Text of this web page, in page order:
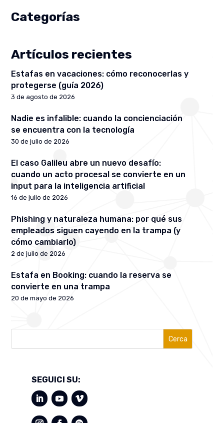
Categorías
Artículos recientes
Estafas en vacaciones: cómo reconocerlas y
protegerse (guía 2026)
3 de agosto de 2026
Nadie es infalible: cuando la concienciación
se encuentra con la tecnología
30 de julio de 2026
El caso Galileu abre un nuevo desafío:
cuando un acto procesal se convierte en un
input para la inteligencia artificial
16 de julio de 2026
Phishing y naturaleza humana: por qué sus
empleados siguen cayendo en la trampa (y
cómo cambiarlo)
2 de julio de 2026
Estafa en Booking: cuando la reserva se
convierte en una trampa
20 de mayo de 2026
Cerca
SEGUICI SU: